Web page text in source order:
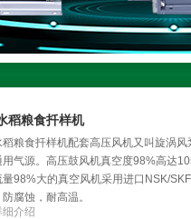
稻粮食扦样机
稻粮食扦样机配套高压风机又叫旋涡
用气源。高压鼓风机真空度98%高达
98%大的真空风机采用进口NSK/
腐蚀，耐高温。
介绍